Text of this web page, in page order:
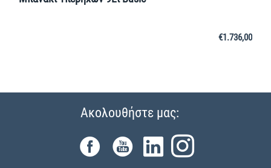
€1.736,00
Ακολουθήστε μας: